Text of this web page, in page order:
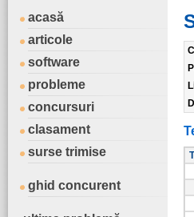
acasă
articole
software
probleme
concursuri
clasament
surse trimise
ghid concurent